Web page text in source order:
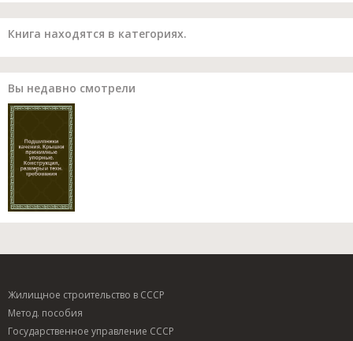
Книга находятся в категориях.
Вы недавно смотрели
Жилищное строительство в СССР
Метод. пособия
Государственное управление СССР